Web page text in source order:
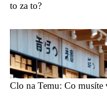
to za to?
Clo na Temu: Co musíte